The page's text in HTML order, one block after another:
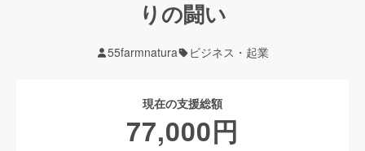
りの闘い
55farmnatura ビジネス・起業
現在の支援総額
77,000円